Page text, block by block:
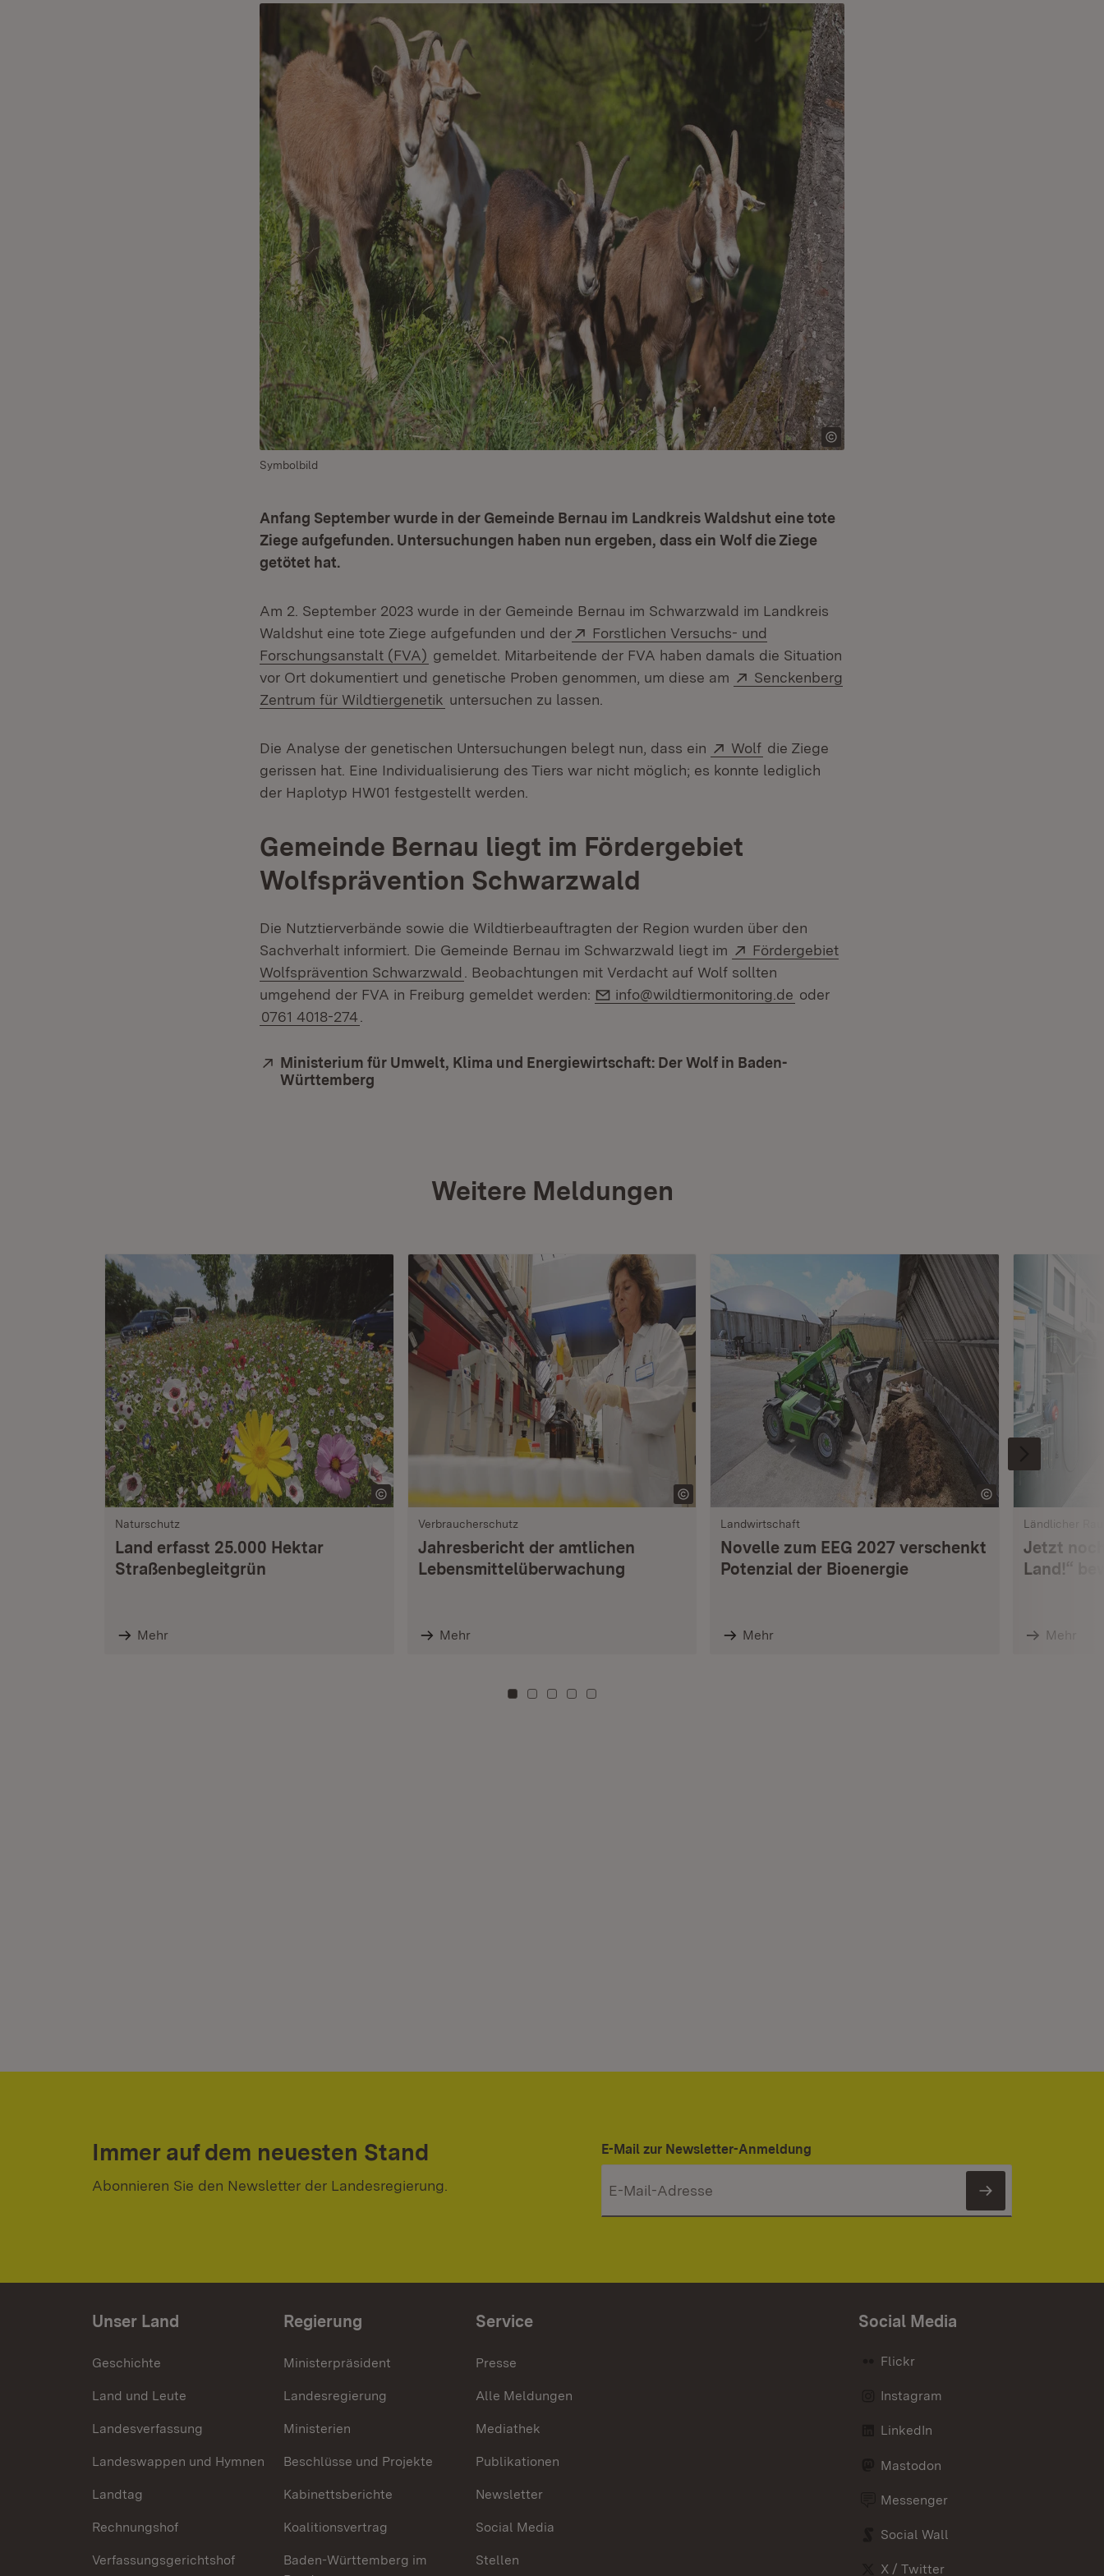
Symbolbild
Anfang September wurde in der Gemeinde Bernau im Landkreis Waldshut eine tote
Ziege aufgefunden. Untersuchungen haben nun ergeben, dass ein Wolf die Ziege
getötet hat.
Am 2. September 2023 wurde in der Gemeinde Bernau im Schwarzwald im Landkreis
Waldshut eine tote Ziege aufgefunden und der
Extern:
Forstlichen Versuchs- und
Forschungsanstalt (FVA) (Öffnet in neuem Fenster)
gemeldet. Mitarbeitende der FVA haben damals die Situation
vor Ort dokumentiert und genetische Proben genommen, um diese am
Extern:
Senckenberg
Zentrum für Wildtiergenetik (Öffnet in neuem Fenster)
untersuchen zu lassen.
Die Analyse der genetischen Untersuchungen belegt nun, dass ein Extern:
Wolf (Öffnet in neuem Fenster)
die Ziege
gerissen hat. Eine Individualisierung des Tiers war nicht möglich; es konnte lediglich
der Haplotyp HW01 festgestellt werden.
Gemeinde Bernau liegt im Fördergebiet
Wolfsprävention Schwarzwald
Die Nutztierverbände sowie die Wildtierbeauftragten der Region wurden über den
Sachverhalt informiert. Die Gemeinde Bernau im Schwarzwald liegt im
Extern:
Fördergebiet
Wolfsprävention Schwarzwald (Öffnet in neuem Fenster)
. Beobachtungen mit Verdacht auf Wolf sollten
umgehend der FVA in Freiburg gemeldet werden:
E-Mail:
info@wildtiermonitoring.de oder
0761 4018-274
Extern:
Ministerium für Umwelt, Klima und Energiewirtschaft: Der Wolf in Baden-
Württemberg
Weitere Meldungen
Naturschutz
Land erfasst 25.000 Hektar
Straßenbegleitgrün
Mehr
Verbraucherschutz
Jahresbericht der amtlichen
Lebensmittelüberwachung
Mehr
Landwirtschaft
Novelle zum EEG 2027 verschenkt
Potenzial der Bioenergie
Mehr
Ländlicher
Jetzt
Land!“
Mehr
Zu Kachel: 0
Zu Kachel: 3
Zu Kachel: 6
Zu Kachel: 9
Zu Kachel: 12
Immer auf dem neuesten Stand
Abonnieren Sie den Newsletter der Landesregierung.
E-Mail zur Newsletter-Anmeldung
Newsletter
Unser Land
Geschichte
Land und Leute
Landesverfassung
Landeswappen und Hymnen
Landtag
Rechnungshof
Verfassungsgerichtshof
Regierung
Ministerpräsident
Landesregierung
Ministerien
Beschlüsse und Projekte
Kabinettsberichte
Koalitionsvertrag
Baden-Württemberg im
Service
Presse
Alle Meldungen
Mediathek
Publikationen
Newsletter
Social Media
Stellen
Social Media
Flickr
Instagram
LinkedIn
Mastodon
Messenger
Social Wall
X / Twitter